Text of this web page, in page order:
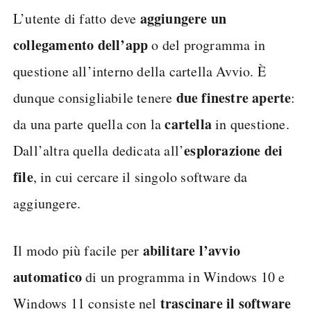
L’utente di fatto deve aggiungere un
collegamento dell’appo del programma in
questione all’interno della cartella Avvio. È
dunque consigliabile tenere due finestre aperte:
da una parte quella con lacartellain questione.
Dall’altra quella dedicata all’esplorazione dei
file, in cui cercare il singolo software da
aggiungere.
Il modo più facile per abilitare l’avvio
automaticodi un programma in Windows 10 e
Windows 11 consiste nel trascinare il software